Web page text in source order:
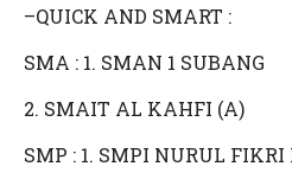
–QUICK AND SMART :
SMA : 1. SMAN 1 SUBANG
2. SMAIT AL KAHFI (A)
SMP : 1. SMPI NURUL FIKRI